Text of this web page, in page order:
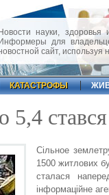
Новости науки,
Информеры для
сайт,
КАТАСТРОФЫ
стався
Сільное
1500 житлових
сталася
інформаційне